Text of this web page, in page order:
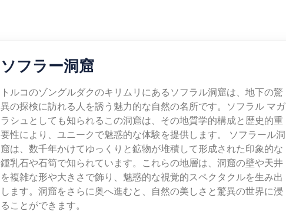
ソフラー洞窟
トルコのゾングルダクのキリムリにあるソフラル洞窟は、地下の驚
異の探検に訪れる人を誘う魅力的な自然の名所です。ソフラル マガ
ラシュとしても知られるこの洞窟は、その地質学的構成と歴史的重
要性により、ユニークで魅惑的な体験を提供します。 ソフラール洞
窟は、数千年かけてゆっくりと鉱物が堆積して形成された印象的な
鍾乳石や石筍で知られています。これらの地層は、洞窟の壁や天井
を複雑な形や大きさで飾り、魅惑的な視覚的スペクタクルを生み出
します。洞窟をさらに奥へ進むと、自然の美しさと驚異の世界に浸
ることができます。